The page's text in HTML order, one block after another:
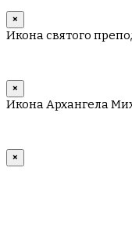
×
Икона святого
×
Икона Архангела
×